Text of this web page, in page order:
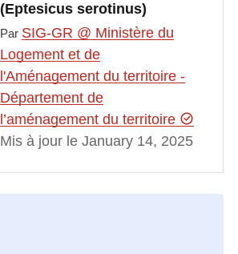
(Eptesicus serotinus)
Par SIG-GR @ Ministère du
Logement et de
l'Aménagement du territoire -
Département de
l’aménagement du territoire
Mis à jour le January 14, 2025